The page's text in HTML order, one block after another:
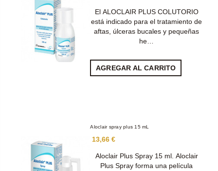
El ALOCLAIR PLUS COLUTORIO
está indicado para el tratamiento de
aftas, úlceras bucales y pequeñas
he…
AGREGAR AL CARRITO
Aloclair spray plus 15 mL
13,66 €
Aloclair Plus Spray 15 ml. Aloclair
Plus Spray forma una película